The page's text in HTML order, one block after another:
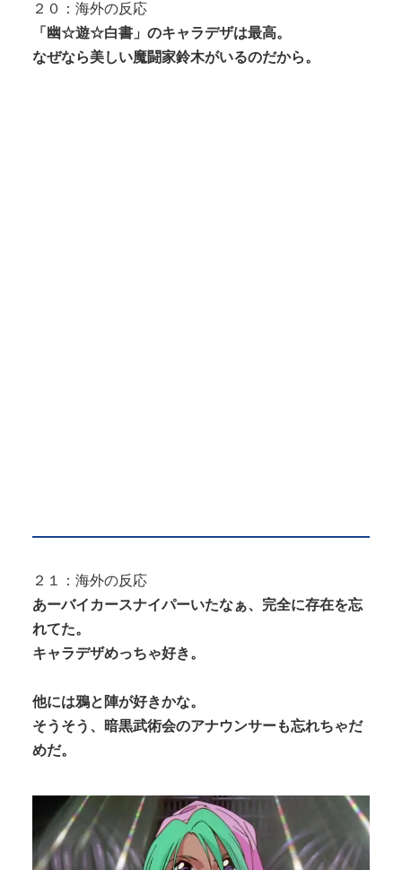
２０：海外の反応
「幽☆遊☆白書」のキャラデザは最高。
なぜなら美しい魔闘家鈴木がいるのだから。
２１：海外の反応
あーバイカースナイパーいたなぁ、完全に存在を忘
れてた。
キャラデザめっちゃ好き。
他には鴉と陣が好きかな。
そうそう、暗黒武術会のアナウンサーも忘れちゃだ
めだ。